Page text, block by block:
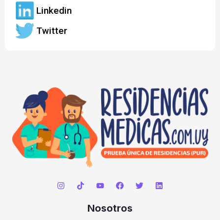
Linkedin
Twitter
Nosotros